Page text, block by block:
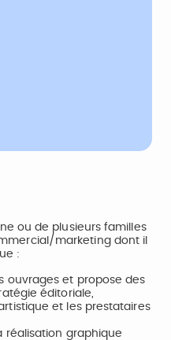
ou de plusieurs familles
marketing dont il
:
ouvrages et propose des
éditoriale,
et les prestataires
réalisation graphique